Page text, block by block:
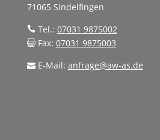
71065 Sindelfingen
Tel.: 07031 9875002
Fax: 07031 9875003
E-Mail: anfrage@aw-as.de